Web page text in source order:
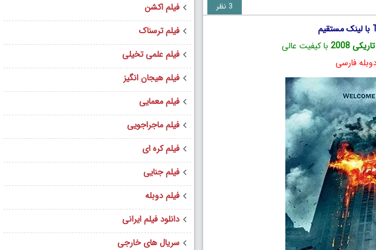
3 نظر
با کیفیت عالی
فیلم اکشن
فیلم ترسناک
فیلم علمی تخیلی
فیلم هیجان انگیز
فیلم معمایی
فیلم ماجراجویی
فیلم کره ای
فیلم جنایی
فیلم دوبله
دانلود فیلم ایرانی
سریال های خارجی